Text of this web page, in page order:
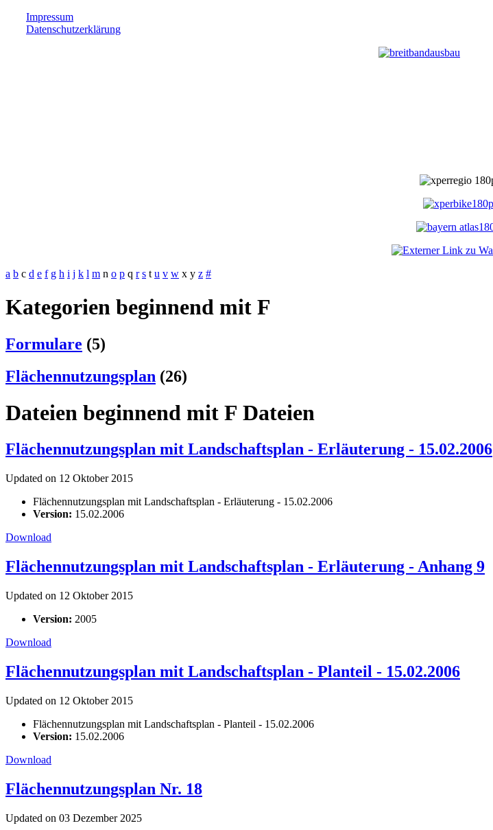
Impressum
Datenschutzerklärung
a b c d e f g h i j k l m n o p q r s t u v w x y z #
Kategorien beginnend mit F
Formulare (5)
Flächennutzungsplan (26)
Dateien beginnend mit F Dateien
Flächennutzungsplan mit Landschaftsplan - Erläuterung - 15.02.2006
Updated on 12 Oktober 2015
Flächennutzungsplan mit Landschaftsplan - Erläuterung - 15.02.2006
Version: 15.02.2006
Download
Flächennutzungsplan mit Landschaftsplan - Erläuterung - Anhang 9
Updated on 12 Oktober 2015
Version: 2005
Download
Flächennutzungsplan mit Landschaftsplan - Planteil - 15.02.2006
Updated on 12 Oktober 2015
Flächennutzungsplan mit Landschaftsplan - Planteil - 15.02.2006
Version: 15.02.2006
Download
Flächennutzungsplan Nr. 18
Updated on 03 Dezember 2025